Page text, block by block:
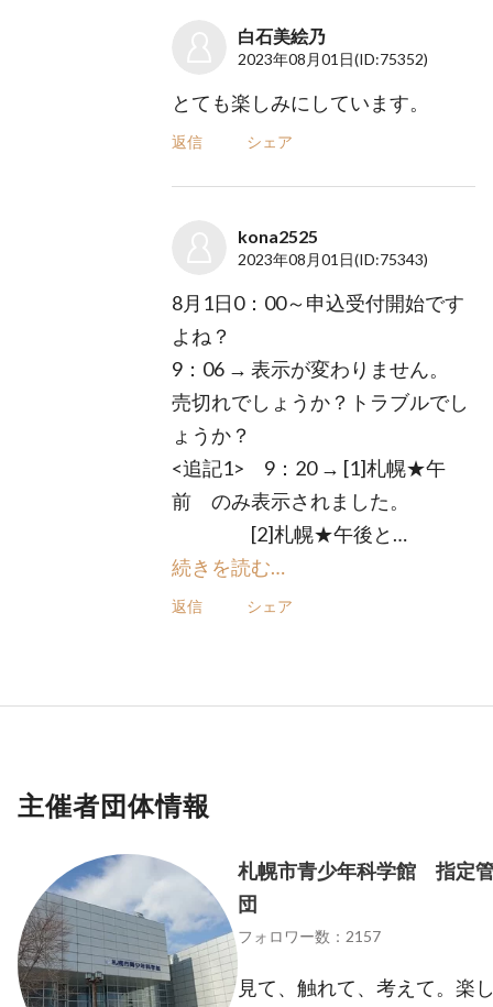
白石美絵乃
2023年08月01日(ID:75352)
とても楽しみにしています。
返信 シェア
kona2525
2023年08月01日(ID:75343)
8月1日0：00～申込受付開始です
よね？
9：06 → 表示が変わりません。
売切れでしょうか？トラブルでし
ょうか？
<追記1> 9：20 → [1]札幌★午
前 のみ表示されました。
[2]札幌★午後と…
続きを読む…
返信 シェア
主催者団体情報
札幌市青少年科学館 指定
団
フォロワー数：2157
見て、触れて、考えて。楽